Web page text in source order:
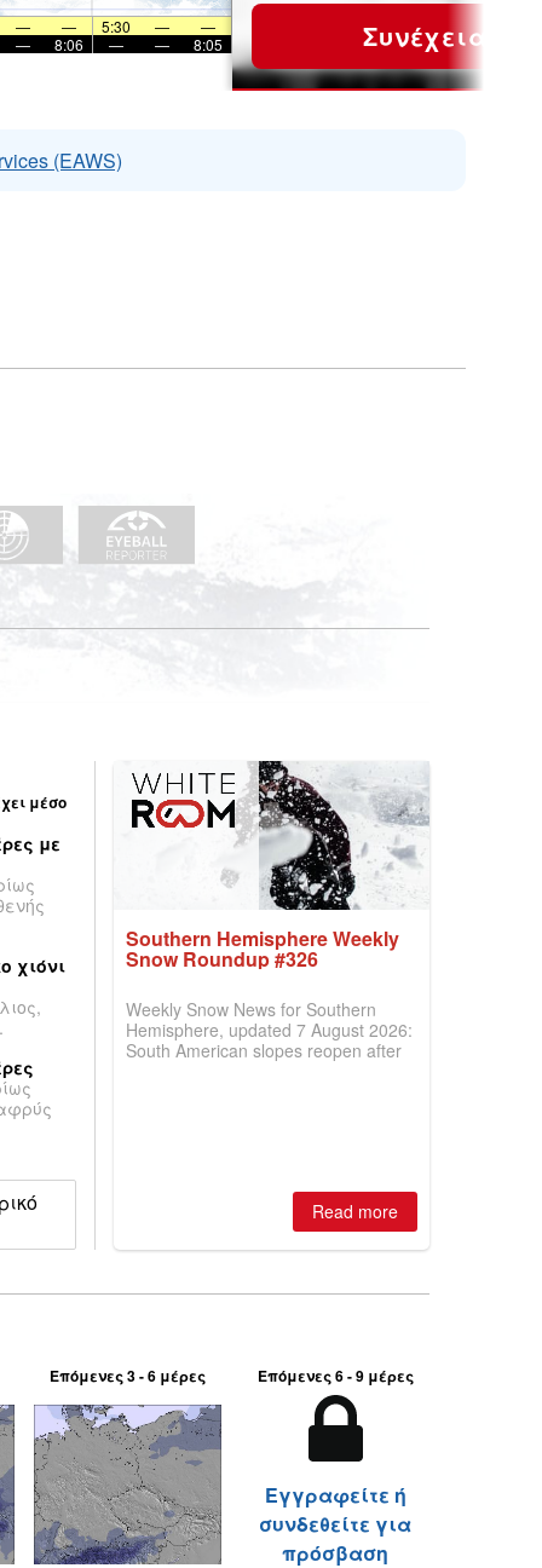
— — 5:30 —
—
— 8:06 — — 8:05 Συνέχεια
(EAWS)
μέσο
με
χιόνι
Southern Hemisphere Weekly
Snow Roundup #326
Weekly Snow News for Southern
Hemisphere, updated 7 August 2026:
South American slopes reopen after
Read more
Επόμενες 3 - 6 μέρες Επόμενες 6 - 9 μέρες
Εγγραφείτε ή
συνδεθείτε για
πρόσβαση